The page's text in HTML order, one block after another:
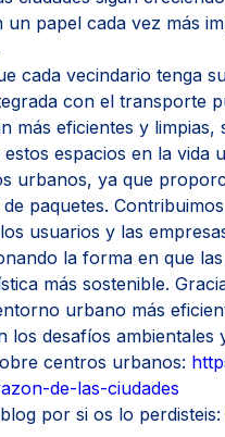
papel cada vez más
cada vecindario tenga
con el transporte
más eficientes y
espacios en la
urbanos, ya que
paquetes.
usuarios y las
la forma en que
más sostenible.
urbano más
los desafíos ambientales
centros urbanos:
de-las-ciudades
por si os lo perdisteis: